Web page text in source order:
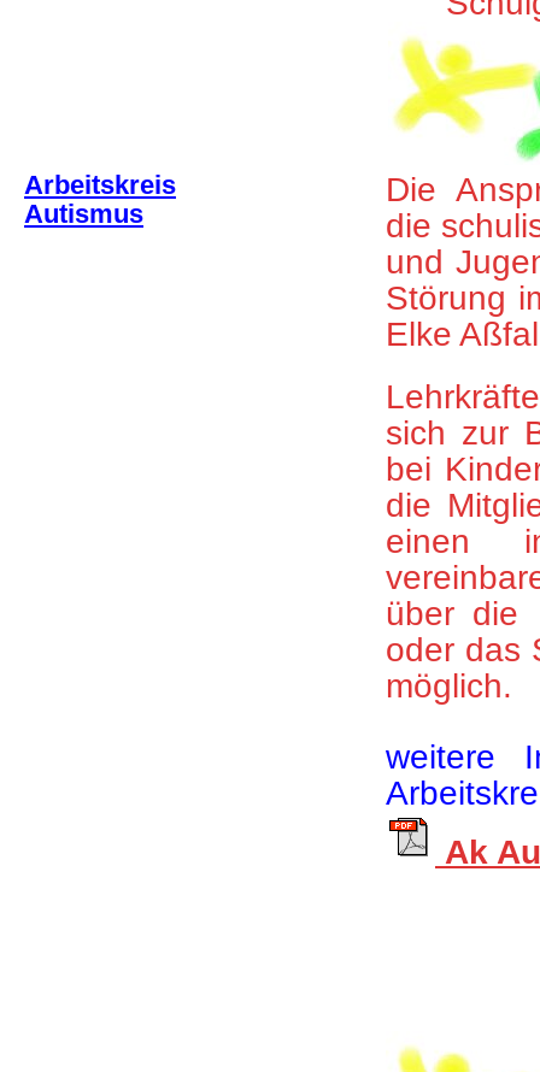
Arbeitskreis
Autismus
Die
die
und
Störung
Elke
sich zur
bei
die
einen
über die
oder das
möglich.
weitere
Ak